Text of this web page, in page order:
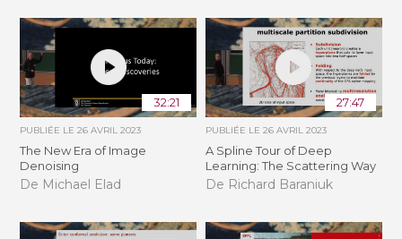
32:21
PUBLIÉE LE26 AVRIL 2023
The New Era of Image
Denoising
De Michael Elad
27:47
PUBLIÉE LE 26 AVRIL 2023
A Spline Tour of Deep
Learning: The Scattering Way
De Richard Baraniuk